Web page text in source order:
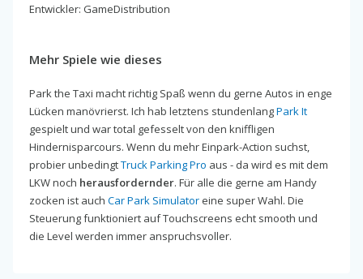
Entwickler: GameDistribution
Mehr Spiele wie dieses
Park the Taxi macht richtig Spaß wenn du gerne Autos in enge
Lücken manövrierst. Ich hab letztens stundenlangPark It
gespielt und war total gefesselt von den kniffligen
Hindernisparcours. Wenn du mehr Einpark-Action suchst,
probier unbedingtTruck Parking Pro aus - da wird es mit dem
LKW noch herausfordernder. Für alle die gerne am Handy
zocken ist auch Car Park Simulator eine super Wahl. Die
Steuerung funktioniert auf Touchscreens echt smooth und
die Level werden immer anspruchsvoller.